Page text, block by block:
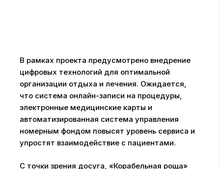
В рамках проекта предусмотрено внедрение
цифровых технологий для оптимальной
организации отдыха и лечения. Ожидается,
что система онлайн-записи на процедуры,
электронные медицинские карты и
автоматизированная система управления
номерным фондом повысят уровень сервиса и
упростят взаимодействие с пациентами.
С точки зрения досуга, «Корабельная роща»